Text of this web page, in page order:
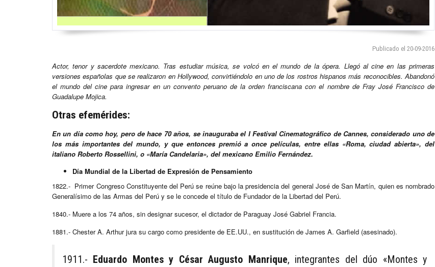
Publicado el 20-09-2016
Actor, tenor y sacerdote mexicano. Tras estudiar música, se volcó en el mundo de la ópera. Llegó al cine en las primeras
versiones españolas que se realizaron en Hollywood, convirtiéndolo en uno de los rostros hispanos más reconocibles. Abandonó
el mundo del cine para ingresar en un convento peruano de la orden franciscana con el nombre de Fray José Francisco de
Guadalupe Mojica.
Otras efemérides:
En un día como hoy, pero de hace 70 años, se inauguraba el I Festival Cinematográfico de Cannes, considerado uno de
los más importantes del mundo, y que entonces premió a once películas, entre ellas «Roma, ciudad abierta», del
italiano Roberto Rossellini, o «María Candelaria», del mexicano Emilio Fernández.
Día Mundial de la Libertad de Expresión de Pensamiento
1822.- Primer Congreso Constituyente del Perú se reúne bajo la presidencia del general José de San Martín, quien es nombrado
Generalísimo de las Armas del Perú y se le concede el título de Fundador de la Libertad del Perú.
1840.- Muere a los 74 años, sin designar sucesor, el dictador de Paraguay José Gabriel Francia.
1881.- Chester A. Arthur jura su cargo como presidente de EE.UU., en sustitución de James A. Garfield (asesinado).
1911.- Eduardo Montes y César Augusto Manrique, integrantes del dúo «Montes y